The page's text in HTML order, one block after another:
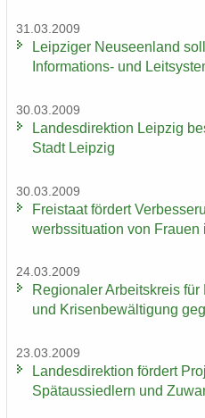
31.03.2009
Leip­zi­ger Neu­seen­land
Informations-​ und
30.03.2009
Lan­des­di­rek­ti­on Leip­zig
Stadt Leip­zig
30.03.2009
Frei­staat för­dert
werbs­si­tua­ti­on von
24.03.2009
Re­gio­na­ler Ar­beits­kreis
und Kri­sen­be­wäl­ti­gung
23.03.2009
Lan­des­di­rek­ti­on för­dert
Spät­aus­sied­lern und